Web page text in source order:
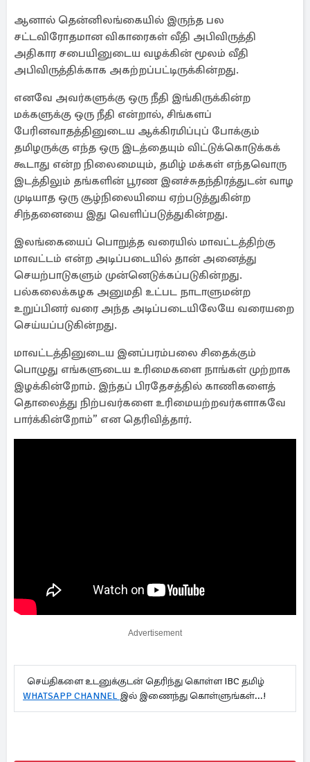
ஆனால் தென்னிலங்கையில் இருந்த பல
சட்டவிரோதமான விகாரைகள் வீதி அபிவிருத்தி
அதிகார சபையினுடைய வழக்கின் மூலம் வீதி
அபிவிருத்திக்காக அகற்றப்பட்டிருக்கின்றது.
எனவே அவர்களுக்கு ஒரு நீதி இங்கிருக்கின்ற
மக்களுக்கு ஒரு நீதி என்றால், சிங்களப்
பேரினவாதத்தினுடைய ஆக்கிரமிப்புப் போக்கும்
தமிழருக்கு எந்த ஒரு இடத்தையும் விட்டுக்கொடுக்கக்
கூடாது என்ற நிலைமையும், தமிழ் மக்கள் எந்தவொரு
இடத்திலும் தங்களின் பூரண இனச்சுதந்திரத்துடன் வாழ
முடியாத ஒரு சூழ்நிலையியை ஏற்படுத்துகின்ற
சிந்தனையை இது வெளிப்படுத்துகின்றது.
இலங்கையைப் பொறுத்த வரையில் மாவட்டத்திற்கு
மாவட்டம் என்ற அடிப்படையில் தான் அனைத்து
செயற்பாடுகளும் முன்னெடுக்கப்படுகின்றது.
பல்கலைக்கழக அனுமதி உட்பட நாடாளுமன்ற
உறுப்பினர் வரை அந்த அடிப்படையிலேயே வரையறை
செய்யப்படுகின்றது.
மாவட்டத்தினுடைய இனப்பரம்பலை சிதைக்கும்
பொழுது எங்களுடைய உரிமைகளை நாங்கள் முற்றாக
இழக்கின்றோம். இந்தப் பிரதேசத்தில் காணிகளைத்
தொலைத்து நிற்பவர்களை உரிமையற்றவர்களாகவே
பார்க்கின்றோம்” என தெரிவித்தார்.
Advertisement
செய்திகளை உடனுக்குடன் தெரிந்து கொள்ள IBC தமிழ்
WHATSAPP CHANNEL இல் இணைந்து கொள்ளுங்கள்...!